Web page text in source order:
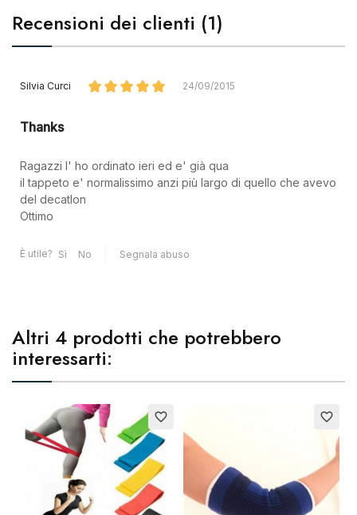
Recensioni dei clienti (1)
Silvia Curci 24/09/2015
Thanks
Ragazzi l' ho ordinato ieri ed e' già qua
il tappeto e' normalissimo anzi più largo di quello che avevo
del decatlon
Ottimo
È utile? Sì No Segnala abuso
Altri 4 prodotti che potrebbero
interessarti:
favorite_border favorite_border